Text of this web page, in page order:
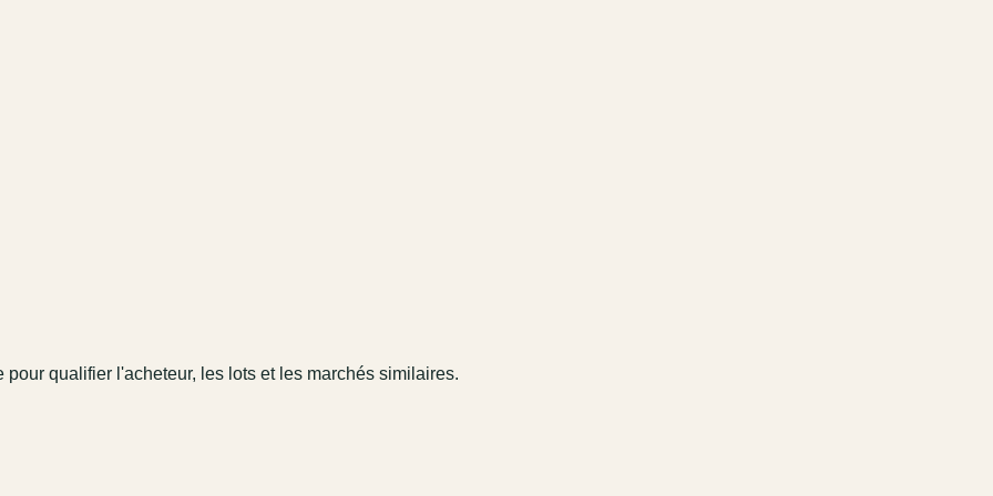
qualifier l'acheteur, les lots et les marchés similaires.